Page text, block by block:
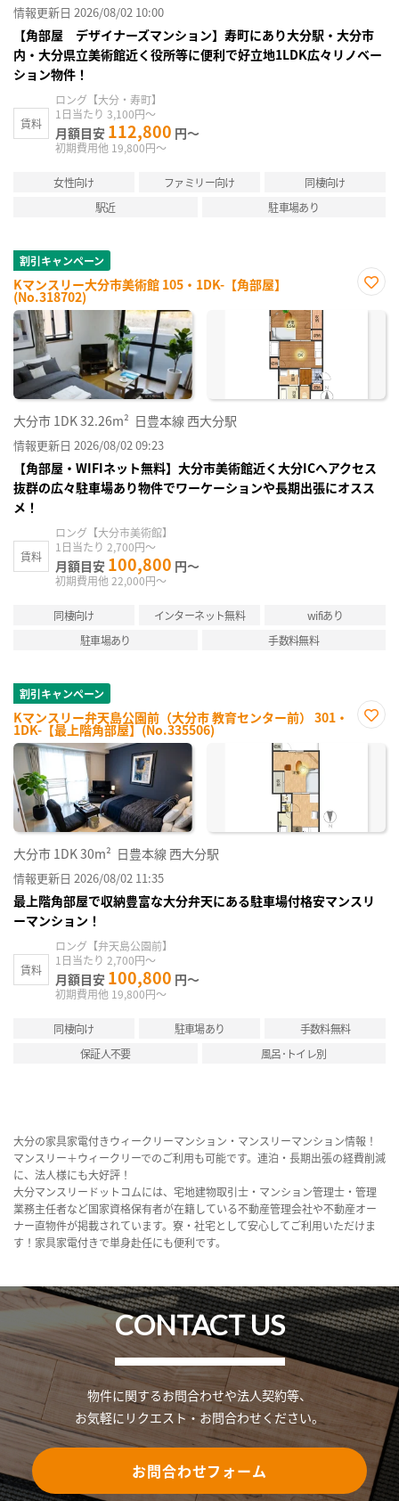
情報更新日 2026/08/02 10:00
【角部屋 デザイナーズマンション】寿町にあり大分駅・大分市
内・大分県立美術館近く役所等に便利で好立地1LDK広々リノベー
ション物件！
賃料
ロング【大分・寿町】
1日当たり 3,100円～
月額目安 112,800 円～
初期費用他 19,800円～
女性向け ファミリー向け
同棲向け
駅近
駐車場あり
割引キャンペーン
Kマンスリー大分市美術館 105・1DK-【角部屋】
(No.318702)
に入
大分市 1DK32.26m² 日豊本線 西大分駅
情報更新日 2026/08/02 09:23
【角部屋・WIFIネット無料】大分市美術館近く大分ICへアクセス
抜群の広々駐車場あり物件でワーケーションや長期出張にオスス
メ！
賃料
ロング【大分市美術館】
1日当たり 2,700円～
月額目安 100,800 円～
初期費用他 22,000円～
同棲向け インターネット無料
wifiあり
駐車場あり
手数料無料
割引キャンペーン
Kマンスリー弁天島公園前（大分市 教育センター前） 301・
1DK-【最上階角部屋】(No.335506)
に入
大分市 1DK30m² 日豊本線 西大分駅
情報更新日 2026/08/02 11:35
最上階角部屋で収納豊富な大分弁天にある駐車場付格安マンスリ
ーマンション！
賃料
ロング【弁天島公園前】
1日当たり 2,700円～
月額目安 100,800 円～
初期費用他 19,800円～
同棲向け 駐車場あり
手数料無料
保証人不要
風呂･トイレ別
大分の家具家電付きウィークリーマンション・マンスリーマンション情報！
マンスリー＋ウィークリーでのご利用も可能です。連泊・長期出張の経費削減
に、法人様にも大好評！
大分マンスリードットコムには、宅地建物取引士・マンション管理士・管理
業務主任者など国家資格保有者が在籍している不動産管理会社や不動産オー
ナー直物件が掲載されています。寮・社宅として安心してご利用いただけま
す！家具家電付きで単身赴任にも便利です。
CONTACT US
物件に関するお問合わせや法人契約等、
お気軽にリクエスト・お問合わせください。
お問合わせフォーム